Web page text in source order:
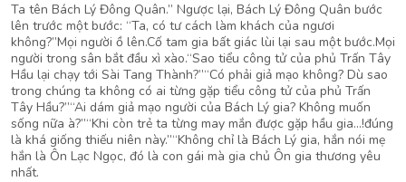
Ta tên Bách Lý Đông Quân.” Ngược lại, Bách Lý Đông Quân bước
lên trước một bước: “Ta, có tư cách làm khách của ngươi
không?”Mọi người ồ lên.Cố tam gia bất giác lùi lại sau một bước.Mọi
người trong sân bắt đầu xì xào.“Sao tiểu công tử của phủ Trấn Tây
Hầu lại chạy tới Sài Tang Thành?”“Có phải giả mạo không? Dù sao
trong chúng ta không có ai từng gặp tiểu công tử của phủ Trấn
Tây Hầu?”“Ai dám giả mạo người của Bách Lý gia? Không muốn
sống nữa à?”“Khi còn trẻ ta từng may mắn được gặp hầu gia…!đúng
là khá giống thiếu niên này.”“Không chỉ là Bách Lý gia, hắn nói mẹ
hắn là Ôn Lạc Ngọc, đó là con gái mà gia chủ Ôn gia thương yêu
nhất.